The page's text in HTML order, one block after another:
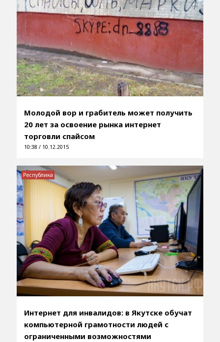
Молодой вор и грабитель может получить
20 лет за освоение рынка интернет
торговли спайсом
10:38 / 10.12.2015
Интернет для инвалидов: в Якутске обучат
компьютерной грамотности людей с
ограниченными возможностями
Республика